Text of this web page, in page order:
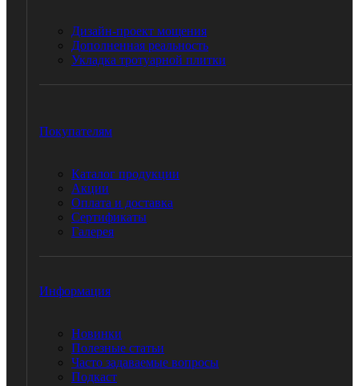
Дизайн-проект мощения
Дополненная реальность
Укладка тротуарной плитки
Покупателям
Каталог продукции
Акции
Оплата и доставка
Сертификаты
Галерея
Информация
Новинки
Полезные статьи
Часто задаваемые вопросы
Подкаст